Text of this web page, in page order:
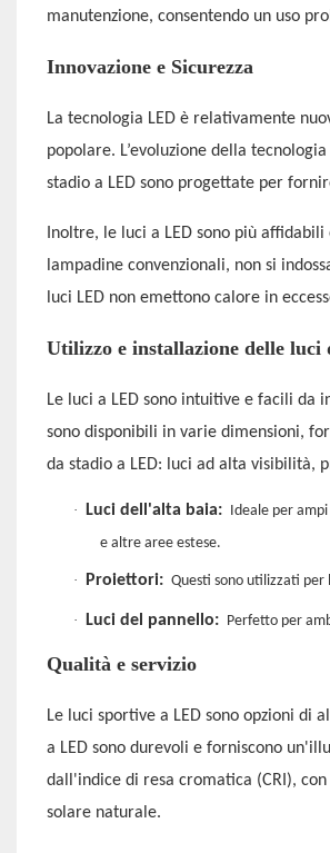
manutenzione, consentendo un uso
Innovazione e Sicurezza
La tecnologia LED è relativamente
popolare. L’evoluzione della
stadio a LED sono progettate per
Inoltre, le luci a LED sono più
lampadine convenzionali, non si
luci LED non emettono calore in
Utilizzo e installazione delle luci
Le luci a LED sono intuitive e facili da
sono disponibili in varie dimensioni,
da stadio a LED: luci ad alta visibilità,
· Luci dell'alta baia: Ideale per
e altre aree estese.
· Proiettori: Questi sono utilizzati
· Luci del pannello: Perfetto per
Qualità e servizio
Le luci sportive a LED sono opzioni di
a LED sono durevoli e forniscono
dall'indice di resa cromatica (CRI),
solare naturale.